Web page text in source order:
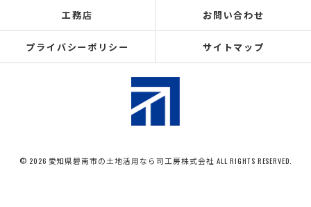
工務店 お問い合わせ
プライバシーポリシー サイトマップ
© 2026 愛知県碧南市の土地活用なら司工房株式会社 ALL RIGHTS RESERVED.